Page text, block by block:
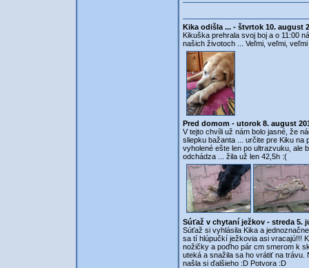
Kika odišla ... - štvrtok 10. august
Kikuška prehrala svoj boj a o 11:00
našich životoch ... Veľmi, veľmi,
Pred domom - utorok 8. august
V tejto chvíli už nám bolo jasné, že
sliepku bažanta ... určite pre Kiku
vyholené ešte len po ultrazvuku, ale
odchádza ... žila už len 42,5h :(
Súťaž v chytaní ježkov - streda 5.
Súťaž si vyhlásila Kika a
sa tí hlúpučkí ježkovia asi vracajú!!!
nožičky a poďho pár cm smerom k
uteká a snažila sa ho vrátiť na trávu.
našla si ďalšieho :D Potvora :D